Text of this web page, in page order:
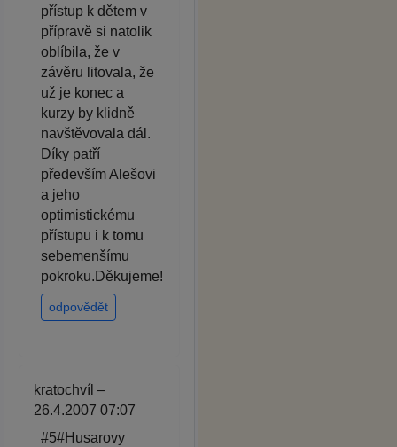
přístup k dětem v
přípravě si natolik
oblíbila, že v
závěru litovala, že
už je konec a
kurzy by klidně
navštěvovala dál.
Díky patří
především Alešovi
a jeho
optimistickému
přístupu i k tomu
sebemenšímu
pokroku.Děkujeme!
odpovědět
kratochvíl –
26.4.2007 07:07
#5#Husarovy